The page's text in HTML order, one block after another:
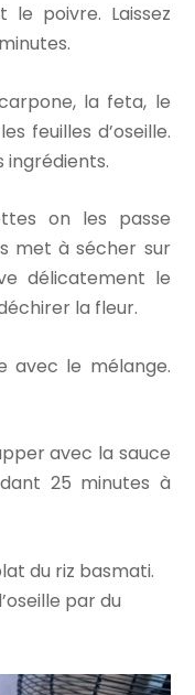
poivre. Laissez
la feta, le
feuilles d’oseille.
ingrédients.
on les passe
met à sécher sur
délicatement le
la fleur.
avec le mélange.
avec la sauce
25 minutes à
du riz basmati.
par du